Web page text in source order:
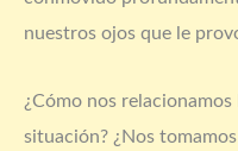
nuestros ojos que le
¿Cómo nos
situación? ¿Nos